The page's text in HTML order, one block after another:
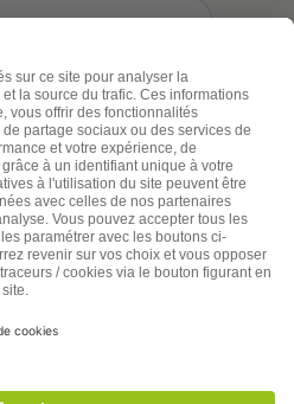
mes nom, prénom,
électronique et numéro de
aux demandes de
est nécessaire à
sollicitées. Pour en savoir
pouvez consulter notre
confidentialité